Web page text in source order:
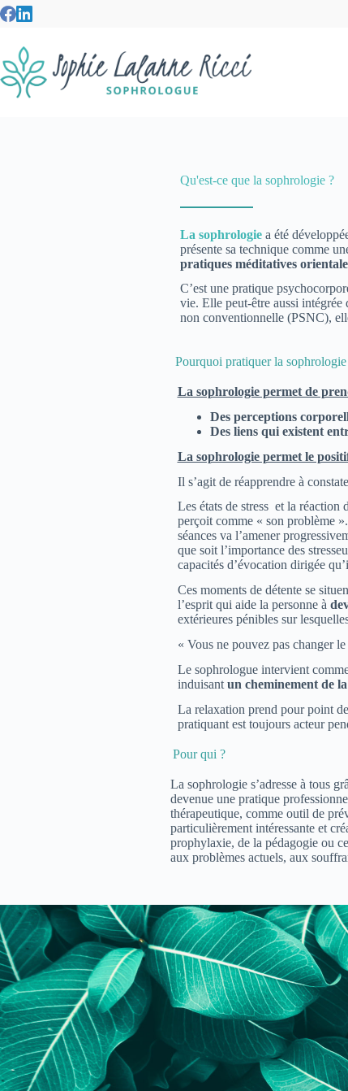
Qu'est-ce que la sophrologie ?
La sophrologie a été
présente sa technique comme
pratiques méditatives
C’est une pratique
vie. Elle peut-être aussi intégrée
non conventionnelle (PSNC),
Pourquoi pratiquer la sophrologie
La sophrologie permet de
Des perceptions
Des liens qui existent
La sophrologie permet le
Il s’agit de réapprendre à
Les états de stress et la réaction
perçoit comme « son problème
séances va l’amener
que soit l’importance des
capacités d’évocation dirigée
Ces moments de détente se
l’esprit qui aide la personne à
extérieures pénibles sur
« Vous ne pouvez pas changer
Le sophrologue intervient
induisant un cheminement de
La relaxation prend pour point
pratiquant est toujours acteur
Pour qui ?
La sophrologie s’adresse à tous
devenue une pratique
thérapeutique, comme outil de
particulièrement intéressante et
prophylaxie, de la pédagogie ou
aux problèmes actuels, aux